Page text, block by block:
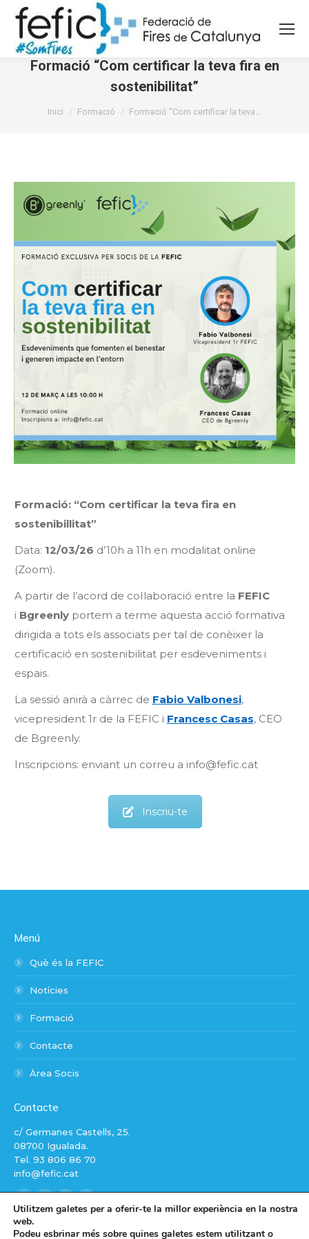
Formació “Com certificar la teva fira en
sostenibilitat”
You are here:
Inici Formació Formació “Com certificar la teva…
Formació: “Com certificar la teva fira en
sostenibillitat”
Data: 12/03/26 d’10h a 11h en modalitat online
(Zoom).
A partir de l’acord de col·laboració entre la FEFIC
i Bgreenlyportem a terme aquesta acció formativa
dirigida a tots els associats per tal de conèixer la
certificació en sostenibilitat per esdeveniments i
espais.
La sessió anirà a càrrec de Fabio Valbonesi,
vicepresident 1r de la FEFIC i Francesc Casas, CEO
de Bgreenly.
Inscripcions: enviant un correu a info@fefic.cat
Inscriu-te
Menú
Què és la FEFIC
Notícies
Formació
Contacte
Àrea Socis
Contacte
c/ Germanes Castells, 25.
08700 Igualada.
Tel. 93 806 86 70
info@fefic.cat
Find us on:
Facebook
page
X
LinkedinInstagram
Utilitzem galetes per a oferir-te la millor experiència en la nostra
web.
Podeu esbrinar més sobre quines galetes estem utilitzant o